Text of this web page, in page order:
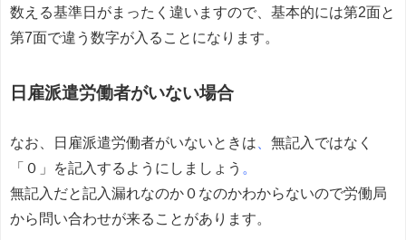
数える基準日がまったく違いますので、基本的には第2面と
第7面で違う数字が入ることになります。
日雇派遣労働者がいない場合
なお、日雇派遣労働者がいないときは
無記入ではなく
「０」を記入するようにしましょう
無記入だと記入漏れなのか０なのかわからないので労働局
から問い合わせが来ることがあります。